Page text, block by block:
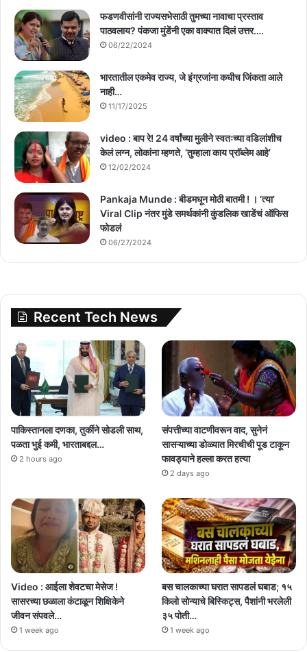
फडणवीसांनी राज्यसभेसाठी तुमच्या नावाचा प्रस्ताव
पाठवलाय? पंकजा मुंडेंनी एका वाक्यात दिलं उत्तर….
06/22/2024
भारतातील एकमेव राज्य, जे इंग्रजांना कधीच जिंकता आले
नाही…
11/17/2025
video : बाप रे! 24 वर्षांच्या मुलीने स्वतःच्या वडिलांशीच
केलं लग्न, लोकांना म्हणते, ‘तुम्हाला काय प्राॅब्लेम आहे’
12/02/2024
Pankaja Munde : बीडमधून मोठी बातमी ! । ‘त्या’
Viral Clip नंतर मुंडे समर्थकांनी कुंडलिक खाडेंचं ऑफिस
फोडलं
06/27/2024
Recent Tech News
पाकिस्तानला दणका, तुर्कीने सोडली साथ,
पळता भुई कमी, भारताबद्दल…
2 hours ago
संपत्तीच्या वाटणीवरून वाद, सुनेनं
सासऱ्याच्या डोळ्यात मिरचीची पूड टाकून
फावड्याने हल्ला करत हत्या
2 days ago
Video : आईला शेवटचा मेसेज !
सासरच्या छळाला कंटाळून शिक्षिकेने
जीवन संपवले…
1 week ago
बस चालकाच्या घरात सापडलं घबाड; १५
किलो सोन्याचे बिस्किट्स, पैशांनी भरलेली
३५ पोती…
1 week ago